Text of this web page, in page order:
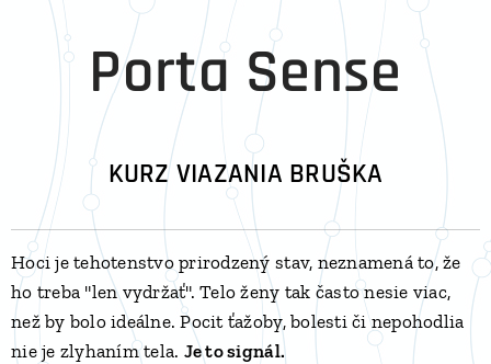
Porta Sense
KURZ VIAZANIA BRUŠKA
Hoci je tehotenstvo prirodzený stav, neznamená to, že
ho treba "len vydržať". Telo ženy tak často nesie viac,
než by bolo ideálne. Pocit ťažoby, bolesti či nepohodlia
nie je zlyhaním tela. Je to signál.